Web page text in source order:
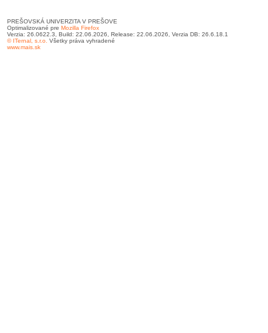
PREŠOVSKÁ UNIVERZITA V PREŠOVE
Optimalizované pre Mozilla Firefox
Verzia: 26.0622.3, Build: 22.06.2026, Release: 22.06.2026, Verzia DB: 26.6.18.1
© ITernal, s.r.o. Všetky práva vyhradené
www.mais.sk